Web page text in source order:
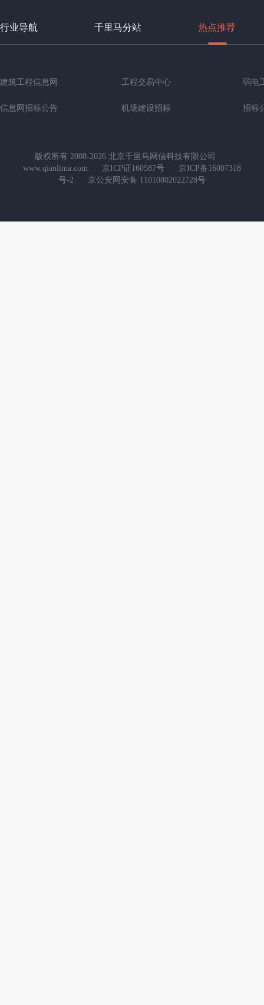
行业导航 千里马分站 热点推荐
建筑工程信息网 工程交易中心 弱电
信息网招标公告 机场建设招标 招标
版权所有 2008-2026 北京千里马网信科技有限公司
www.qianlima.com
京ICP证160587号
京ICP备16007318
号-2
京公安网安备 11010802022728号